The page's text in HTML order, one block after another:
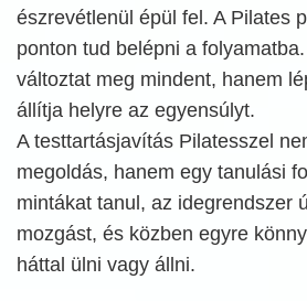
észrevétlenül épül fel. A Pilates
ponton tud belépni a
változtat meg mindent, hanem
állítja helyre az egyensúlyt.
A testtartásjavítás Pilatesszel
megoldás, hanem egy tanulási
mintákat tanul, az idegrendszer
mozgást, és közben egyre
háttal ülni vagy állni.